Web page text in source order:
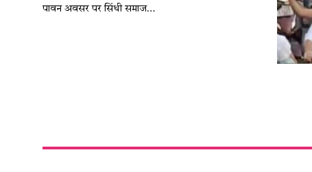
पावन अवसर पर सिंधी समाज…